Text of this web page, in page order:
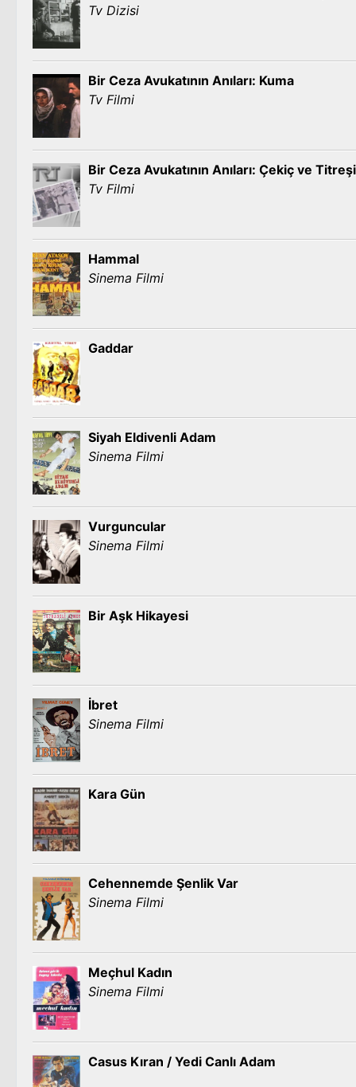
Tv Dizisi
Bir Ceza Avukatının Anıları: Kuma
Tv Filmi
Bir Ceza Avukatının Anıları: Çekiç ve
Tv Filmi
Hammal
Sinema Filmi
Gaddar
Siyah Eldivenli Adam
Sinema Filmi
Vurguncular
Sinema Filmi
Bir Aşk Hikayesi
İbret
Sinema Filmi
Kara Gün
Cehennemde Şenlik Var
Sinema Filmi
Meçhul Kadın
Sinema Filmi
Casus Kıran / Yedi Canlı Adam